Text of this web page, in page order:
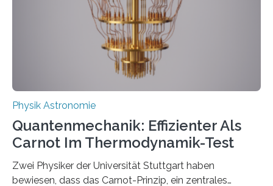
technologie ausgerufen hat. Doch nun hat eine
internationale Forschungsgruppe um den
Physik Astronomie
Quantenmechanik: Effizienter Als
Carnot Im Thermodynamik-Test
Zwei Physiker der Universität Stuttgart haben
bewiesen, dass das Carnot-Prinzip, ein zentrales